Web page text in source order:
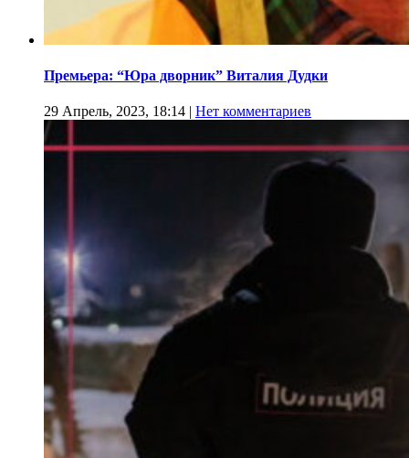
Премьера: “Юра дворник” Виталия Дудки
29 Апрель, 2023, 18:14 | Нет комментариев